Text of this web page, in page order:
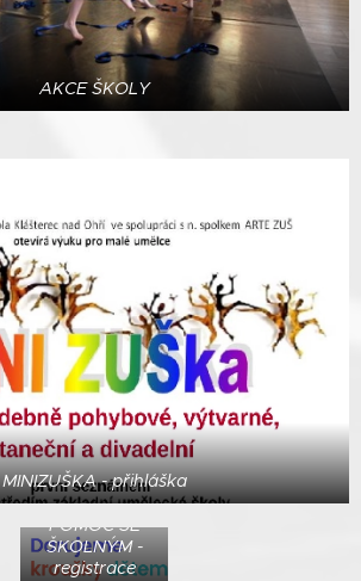
AKCE ŠKOLY
MINIZUŠKA - přihláška
POMOC SE
ŠKOLNÝM -
registrace